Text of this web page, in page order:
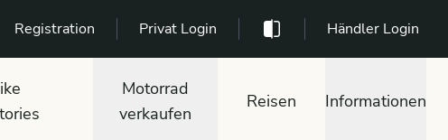
Registration Privat Login Händler Login
Motorrad
verkaufen
Reisen Informationen